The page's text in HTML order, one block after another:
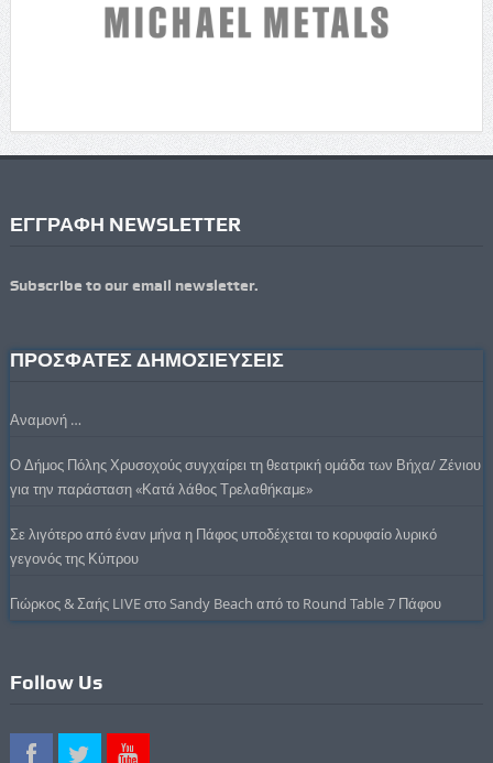
ΕΓΓΡΑΦΗ NEWSLETTER
Subscribe to our email newsletter.
ΠΡΟΣΦΑΤΕΣ ΔΗΜΟΣΙΕΥΣΕΙΣ
Αναμονή …
Ο Δήμος Πόλης Χρυσοχούς συγχαίρει τη θεατρική ομάδα των Βήχα/ Ζένιου
για την παράσταση «Κατά λάθος Τρελαθήκαμε»
Σε λιγότερο από έναν μήνα η Πάφος υποδέχεται το κορυφαίο λυρικό
γεγονός της Κύπρου
Γιώρκος & Σαής LIVE στο Sandy Beach από το Round Table 7 Πάφου
Follow Us